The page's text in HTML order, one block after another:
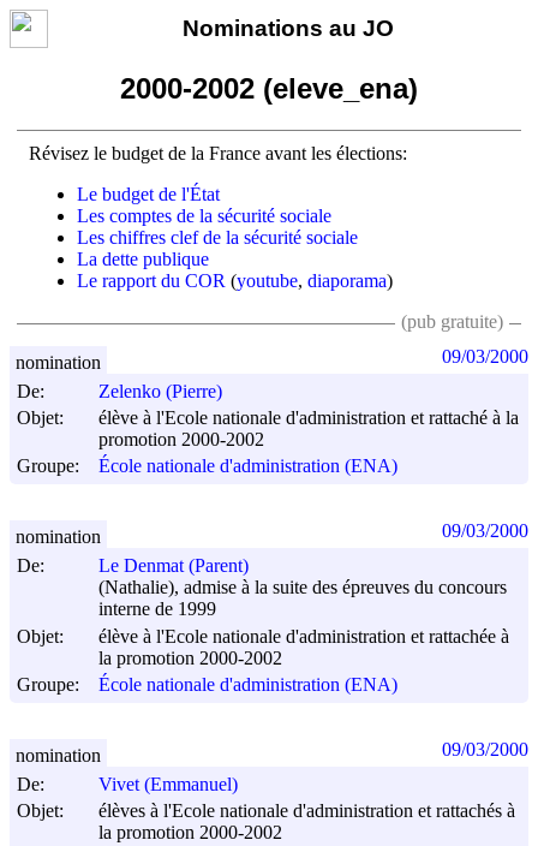
Nominations au JO
2000-2002 (eleve_ena)
Révisez le budget de la France avant les élections:
Le budget de l'État
Les comptes de la sécurité sociale
Les chiffres clef de la sécurité sociale
La dette publique
Le rapport du COR (youtube, diaporama)
(pub gratuite)
De:
Zelenko (Pierre)
Objet:
élève à l'Ecole nationale d'administration et rattaché à la
promotion 2000-2002
Groupe:
École nationale d'administration (ENA)
nomination 09/03/2000
De:
Le Denmat (Parent)
(Nathalie), admise à la suite des épreuves du concours
interne de 1999
Objet:
élève à l'Ecole nationale d'administration et rattachée à
la promotion 2000-2002
Groupe:
École nationale d'administration (ENA)
nomination 09/03/2000
De:
Vivet (Emmanuel)
Objet:
élèves à l'Ecole nationale d'administration et rattachés à
la promotion 2000-2002
nomination 09/03/2000